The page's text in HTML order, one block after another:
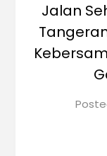
Jalan